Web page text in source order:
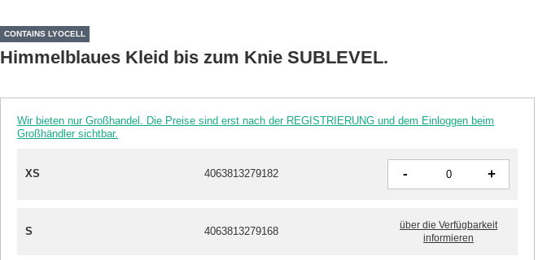
CONTAINS LYOCELL
Himmelblaues Kleid bis zum Knie SUBLEVEL.
Wir bieten nur Großhandel. Die Preise sind erst nach der REGISTRIERUNG und dem Einloggen beim
Großhändler sichtbar.
XS 4063813279182 - +
S 4063813279168
über die Verfügbarkeit
informieren